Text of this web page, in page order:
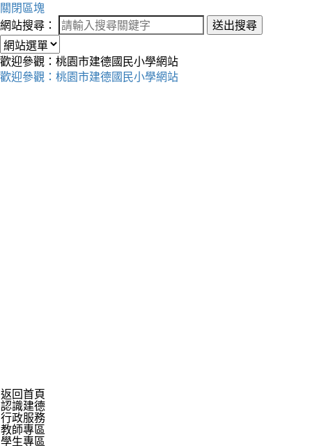
關閉區塊
網站搜尋：
送出搜尋
歡迎參觀：桃園市建德國民小學網站
歡迎參觀：桃園市建德國民小學網站
返回首頁
認識建德
行政服務
教師專區
學生專區